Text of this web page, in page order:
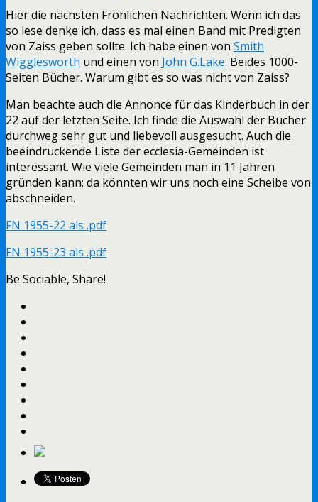
Hier die nächsten Fröhlichen Nachrichten. Wenn ich das
so lese denke ich, dass es mal einen Band mit Predigten
von Zaiss geben sollte. Ich habe einen von Smith
Wigglesworth und einen von John G.Lake. Beides 1000-
Seiten Bücher. Warum gibt es so was nicht von Zaiss?
Man beachte auch die Annonce für das Kinderbuch in der
22 auf der letzten Seite. Ich finde die Auswahl der Bücher
durchweg sehr gut und liebevoll ausgesucht. Auch die
beeindruckende Liste der ecclesia-Gemeinden ist
interessant. Wie viele Gemeinden man in 11 Jahren
gründen kann; da könnten wir uns noch eine Scheibe von
abschneiden.
FN 1955-22 als .pdf
FN 1955-23 als .pdf
Be Sociable, Share!